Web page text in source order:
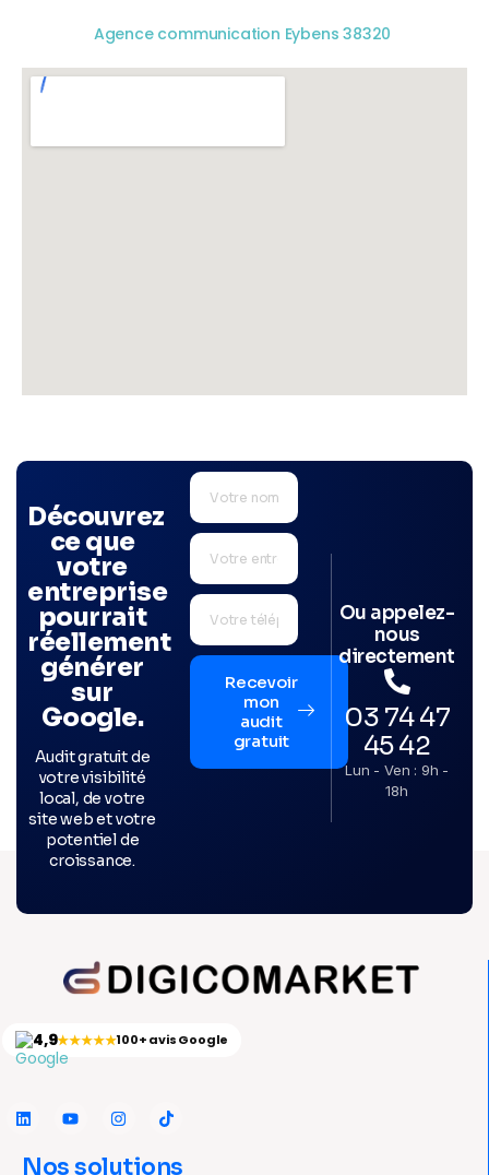
Agence communication Eybens 38320
Découvrez
ce que
votre
entreprise
pourrait
réellement
générer
sur
Google.
Audit gratuit de
votre visibilité
local, de votre
site web et votre
potentiel de
croissance.
Recevoir
mon
audit
gratuit
Ou appelez-
nous
directement
03 74 47
45 42
Lun - Ven : 9h -
18h
4,9★★★★★100+ avis Google
Nos solutions